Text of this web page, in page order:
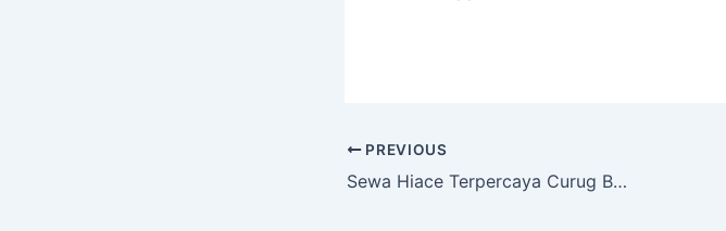
PREVIOUS
Sewa Hiace Terpercaya Curug Bogor Barat Kota Bogor